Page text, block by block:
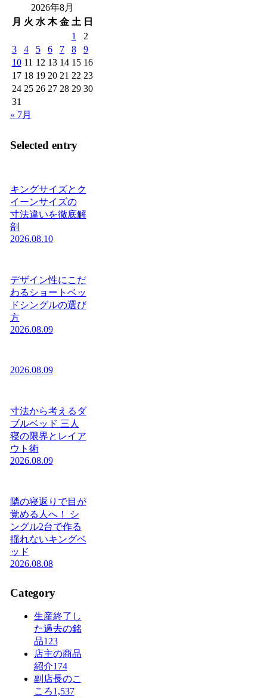
2026年8月
月 火 水 木 金 土 日
1
2
3
4 5 6 7 8
9
10 11 12 13 14 15 16
17 18 19 20 21 22 23
24 25 26 27 28 29 30
31
« 7月
Selected entry
キングサイズとク
イーンサイズの
寸法違いを徹底解
剖
2026.08.10
デザイン性にこだ
わるショートベッ
ドシングルの選び
方
2026.08.09
2026.08.09
寸法から考えるダ
ブルベッド 三人
寝の限界とレイア
ウト術
2026.08.09
隣の寝返りで目が
覚める人へ！ シ
ングル2台で作る
揺れないキングベ
ッド
2026.08.08
Category
生産終了し
た過去の銘
品123
店主の商品
紹介174
副店長のこ
ころ1,537